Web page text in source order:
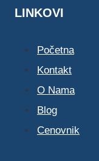
LINKOVI
Početna
Kontakt
O Nama
Blog
Cenovnik